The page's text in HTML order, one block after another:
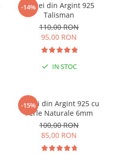
-14%
Cercei din Argint 925
Talisman
110,00 RON
95,00 RON
IN STOC
-15%
Cercei din Argint 925 cu
Perle Naturale 6mm
100,00 RON
85,00 RON